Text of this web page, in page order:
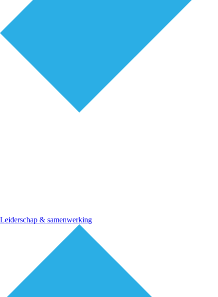
Leiderschap & samenwerking